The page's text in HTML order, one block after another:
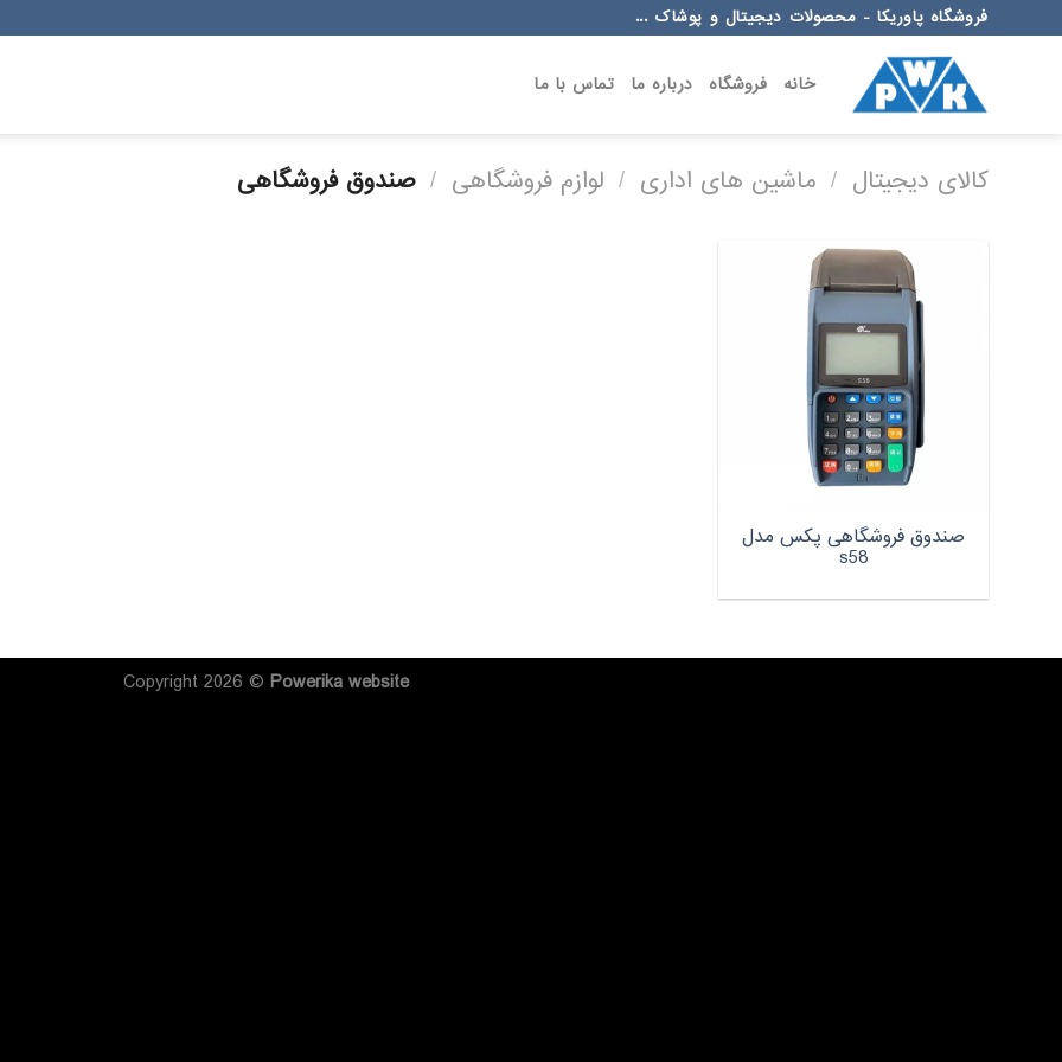
to
فروشگاه پاوریکا - محصولات دیجیتال و پوشاک ...
خانه فروشگاه درباره ما تماس با ما
کالای دیجیتال / ماشین های اداری / لوازم فروشگاهی / صندوق فروشگاهی
صندوق فروشگاهی پکس مدل
s58
Copyright 2026 © Powerikawebsite